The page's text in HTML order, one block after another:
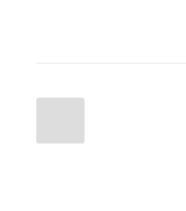
navigation
page